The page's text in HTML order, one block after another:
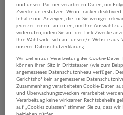
1 Marketing,
PR
und unsere Partner verarbeiten Daten, um
Zwecke unterstützen. Wenn Tracker deaktiviert
Inhalte und Anzeigen, die für Sie weniger
jederzeit erneut aufrufen, um Ihre Auswahl zu
widerrufen, indem Sie auf den Link Zwecke
Ihre Wahl wirkt sich auf unsere/n Website
unserer Datenschutzerklärung.
Wir ziehen zur Verarbeitung der Cookie-
können ihren Sitz in Drittstaaten (wie zum
angemessenes Datenschutzniveau verfügen.
Gerichtshof kein angemessenes
Zusammenhang verarbeiteten Cookie-Daten
und Überwachungszwecken verarbeitet
Verarbeitung keine wirksamen Rechtsbehelfe
auf „Cookies zulassen“ stimmen Sie zu, dass